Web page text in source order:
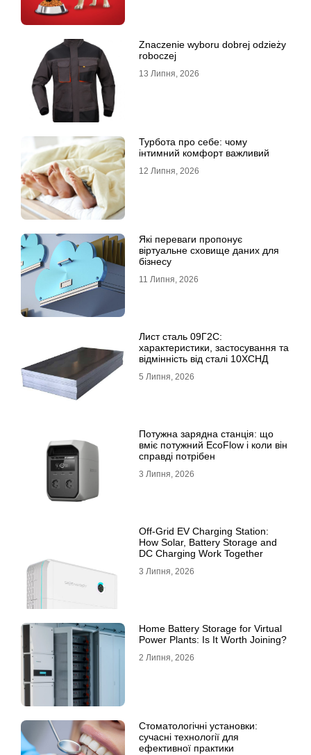
Znaczenie wyboru dobrej odzieży
roboczej
13 Липня, 2026
Турбота про себе: чому
інтимний комфорт важливий
12 Липня, 2026
Які переваги пропонує
віртуальне сховище даних для
бізнесу
11 Липня, 2026
Лист сталь 09Г2С:
характеристики, застосування та
відмінність від сталі 10ХСНД
5 Липня, 2026
Потужна зарядна станція: що
вміє потужний EcoFlow і коли він
справді потрібен
3 Липня, 2026
Off-Grid EV Charging Station:
How Solar, Battery Storage and
DC Charging Work Together
3 Липня, 2026
Home Battery Storage for Virtual
Power Plants: Is It Worth Joining?
2 Липня, 2026
Стоматологічні установки:
сучасні технології для
ефективної практики